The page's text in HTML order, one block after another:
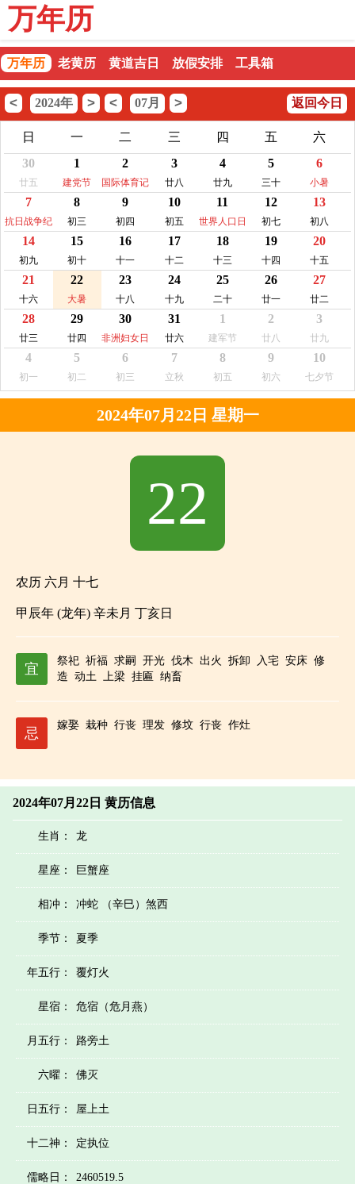
万年历
万年历 老黄历 黄道吉日 放假安排 工具箱
< 2024年 > < 07月 > 返回今日
日 一 二 三 四 五
六
30
廿五
1
建党节
2
国际体育记
者日
3
廿八
4
廿九
5
三十
6
小暑
7
抗日战争纪
念日
8
初三
9
初四
10
初五
11
世界人口日
12
初七
13
初八
14
初九
15
初十
16
十一
17
十二
18
十三
19
十四
20
十五
21
十六
22
大暑
23
十八
24
十九
25
二十
26
廿一
27
廿二
28
廿三
29
廿四
30
非洲妇女日
31
廿六
1
建军节
2
廿八
3
廿九
4
初一
5
初二
6
初三
7
立秋
8
初五
9
初六
10
七夕节
2024年07月22日 星期一
22
农历 六月 十七
甲辰年 (龙年) 辛未月 丁亥日
宜
祭祀 祈福 求嗣 开光 伐木 出火 拆卸 入宅 安床 修
造 动土 上梁 挂匾 纳畜
忌
嫁娶 栽种 行丧 理发 修坟 行丧 作灶
2024年07月22日 黄历信息
生肖： 龙
星座： 巨蟹座
相冲： 冲蛇 （辛巳）煞西
季节： 夏季
年五行： 覆灯火
星宿： 危宿（危月燕）
月五行： 路旁土
六曜： 佛灭
日五行： 屋上土
十二神： 定执位
儒略日： 2460519.5